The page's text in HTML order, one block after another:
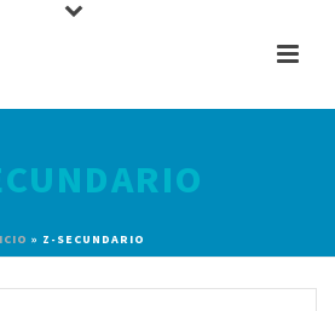
» Z-SECUNDARIO